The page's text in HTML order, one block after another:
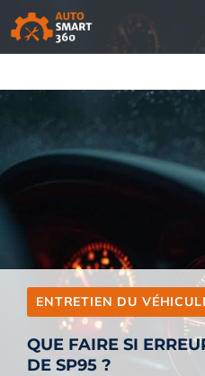
Aller
au
contenu
ENTRETIEN DU
QUE FAIRE SI
DE SP95 ?